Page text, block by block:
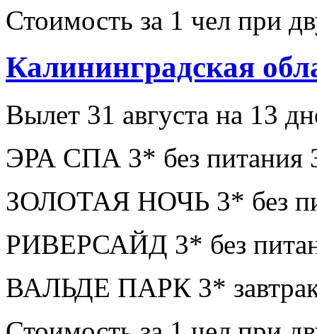
Стоимость за 1 чел при
Калининградская
Вылет 31 августа на 13
ЭРА СПА 3* без питания
ЗОЛОТАЯ НОЧЬ 3* без
РИВЕРСАЙД 3* без
ВАЛЬДЕ ПАРК 3*